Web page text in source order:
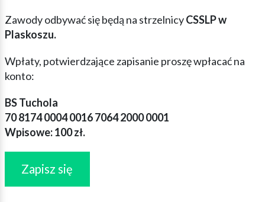
Zawody odbywać się będą na strzelnicyCSSLP w
Plaskoszu.
Wpłaty, potwierdzające zapisanie proszę wpłacać na
konto:
BS Tuchola
70 8174 0004 0016 7064 2000 0001
Wpisowe: 100 zł.
Zapisz się